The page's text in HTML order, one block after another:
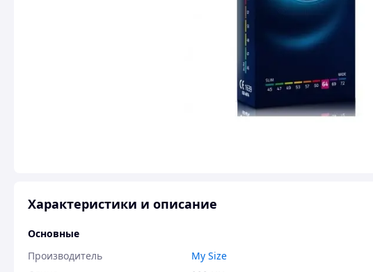
Характеристики и описание
Основные
Производитель
My Size